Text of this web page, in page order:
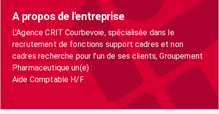
A propos de l'entreprise
L'Agence CRIT Courbevoie, spécialisée dans le
recrutement de fonctions support cadres et non
cadres recherche pour l'un de ses clients, Groupement
Pharmaceutique un(e) :
Aide Comptable H/F